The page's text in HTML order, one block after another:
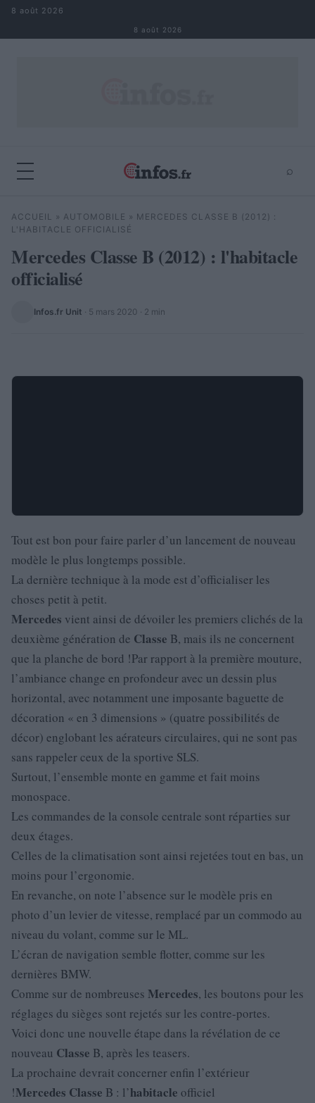
Aller au contenu
8 août 2026
8 août 2026
⌕
Rechercher ⌕
ACCUEIL » AUTOMOBILE » MERCEDES CLASSE B (2012) :
L'HABITACLE OFFICIALISÉ
Mercedes Classe B (2012) : l'habitacle
officialisé
Infos.fr Unit · 5 mars 2020 · 2 min
Tout est bon pour faire parler d’un lancement de nouveau
modèle le plus longtemps possible.
La dernière technique à la mode est d’officialiser les
choses petit à petit.
Mercedes vient ainsi de dévoiler les premiers clichés de la
deuxième génération de Classe B, mais ils ne concernent
que la planche de bord !Par rapport à la première mouture,
l’ambiance change en profondeur avec un dessin plus
horizontal, avec notamment une imposante baguette de
décoration « en 3 dimensions » (quatre possibilités de
décor) englobant les aérateurs circulaires, qui ne sont pas
sans rappeler ceux de la sportive SLS.
Surtout, l’ensemble monte en gamme et fait moins
monospace.
Les commandes de la console centrale sont réparties sur
deux étages.
Celles de la climatisation sont ainsi rejetées tout en bas, un
moins pour l’ergonomie.
En revanche, on note l’absence sur le modèle pris en
photo d’un levier de vitesse, remplacé par un commodo au
niveau du volant, comme sur le ML.
L’écran de navigation semble flotter, comme sur les
dernières BMW.
Comme sur de nombreuses Mercedes, les boutons pour les
réglages du sièges sont rejetés sur les contre-portes.
Voici donc une nouvelle étape dans la révélation de ce
nouveau Classe B, après les teasers.
La prochaine devrait concerner enfin l’extérieur
!Mercedes Classe B : l’habitacle officiel